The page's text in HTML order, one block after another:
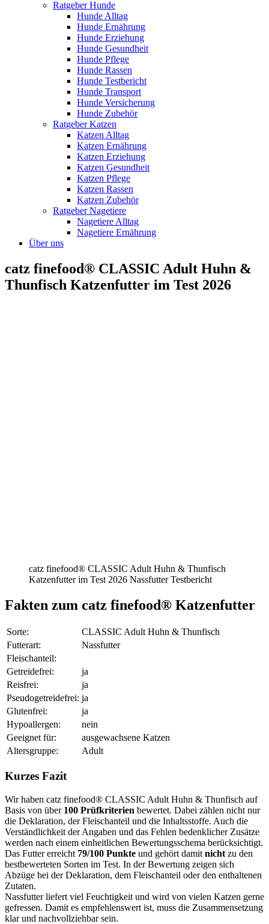
Ratgeber Hunde
Hunde Alltag
Hunde Ernährung
Hunde Erziehung
Hunde Gesundheit
Hunde Pflege
Hunde Rassen
Hunde Testbericht
Hunde Transport
Hunde Versicherung
Hunde Zubehör
Ratgeber Katzen
Katzen Alltag
Katzen Ernährung
Katzen Erziehung
Katzen Gesundheit
Katzen Pflege
Katzen Rassen
Katzen Zubehör
Ratgeber Nagetiere
Nagetiere Alltag
Nagetiere Ernährung
Über uns
catz finefood® CLASSIC Adult Huhn &
Thunfisch Katzenfutter im Test 2026
catz finefood® CLASSIC Adult Huhn & Thunfisch
Katzenfutter im Test 2026 Nassfutter Testbericht
Fakten zum catz finefood® Katzenfutter
Sorte:
CLASSIC Adult Huhn & Thunfisch
Futterart:
Nassfutter
Fleischanteil:
Getreidefrei:
ja
Reisfrei:
ja
Pseudogetreidefrei: ja
Glutenfrei:
ja
Hypoallergen:
nein
Geeignet für:
ausgewachsene Katzen
Altersgruppe:
Adult
Kurzes Fazit
Wir haben catz finefood® CLASSIC Adult Huhn & Thunfisch auf
Basis von über 100 Prüfkriterien bewertet. Dabei zählen nicht nur
die Deklaration, der Fleischanteil und die Inhaltsstoffe. Auch die
Verständlichkeit der Angaben und das Fehlen bedenklicher Zusätze
werden nach einem einheitlichen Bewertungsschema berücksichtigt.
Das Futter erreicht 79/100 Punkte und gehört damit nicht zu den
bestbewerteten Sorten im Test. In der Bewertung zeigen sich
Abzüge bei der Deklaration, dem Fleischanteil oder den enthaltenen
Zutaten.
Nassfutter liefert viel Feuchtigkeit und wird von vielen Katzen gerne
gefressen. Damit es empfehlenswert ist, muss die Zusammensetzung
klar und nachvollziehbar sein.